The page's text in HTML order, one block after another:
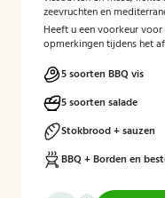
zeevruchten en
Heeft u een voorkeur
opmerkingen tijdens het
5 soorten BBQ vis
5 soorten salade
Stokbrood + sauzen
BBQ + Borden en